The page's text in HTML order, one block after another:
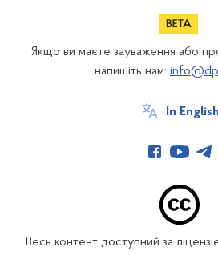
Якщо ви маєте зауваження або
напишіть нам:
In English
Весь контент доступний за